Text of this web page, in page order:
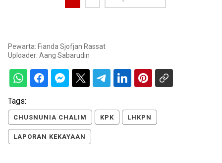
Pewarta: Fianda Sjofjan Rassat
Uploader: Aang Sabarudin
Tags:
CHUSNUNIA CHALIM KPK LHKPN
LAPORAN KEKAYAAN